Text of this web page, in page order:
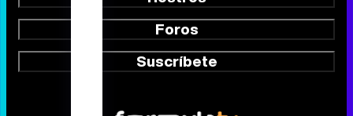
Vídeos
Fotos